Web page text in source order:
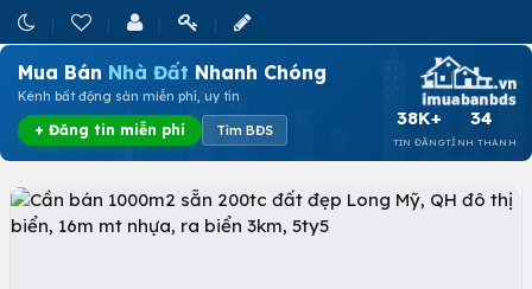
Mua Bán Nhà Đất Nhanh Chóng
Kênh bất động sản miễn phí, uy tín
+ Đăng tin miễn phí Tìm BĐS
38K+
TIN ĐĂNG
34
TỈNH THÀNH